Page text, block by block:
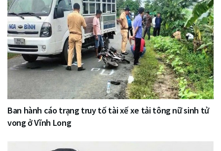
Ban hành cáo trạng truy tố tài xế xe tải tông nữ sinh tử
vong ở Vĩnh Long